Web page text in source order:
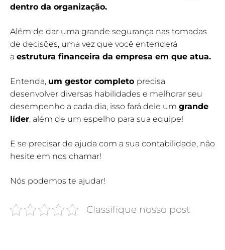
dentro da organização.
Além de dar uma grande segurança nas tomadas
de decisões, uma vez que você entenderá
a estrutura financeira da empresa em que atua.
Entenda, um gestor completo precisa
desenvolver diversas habilidades e melhorar seu
desempenho a cada dia, isso fará dele um grande
líder, além de um espelho para sua equipe!
E se precisar de ajuda com a sua contabilidade, não
hesite em nos chamar!
Nós podemos te ajudar!
Classifique nosso post